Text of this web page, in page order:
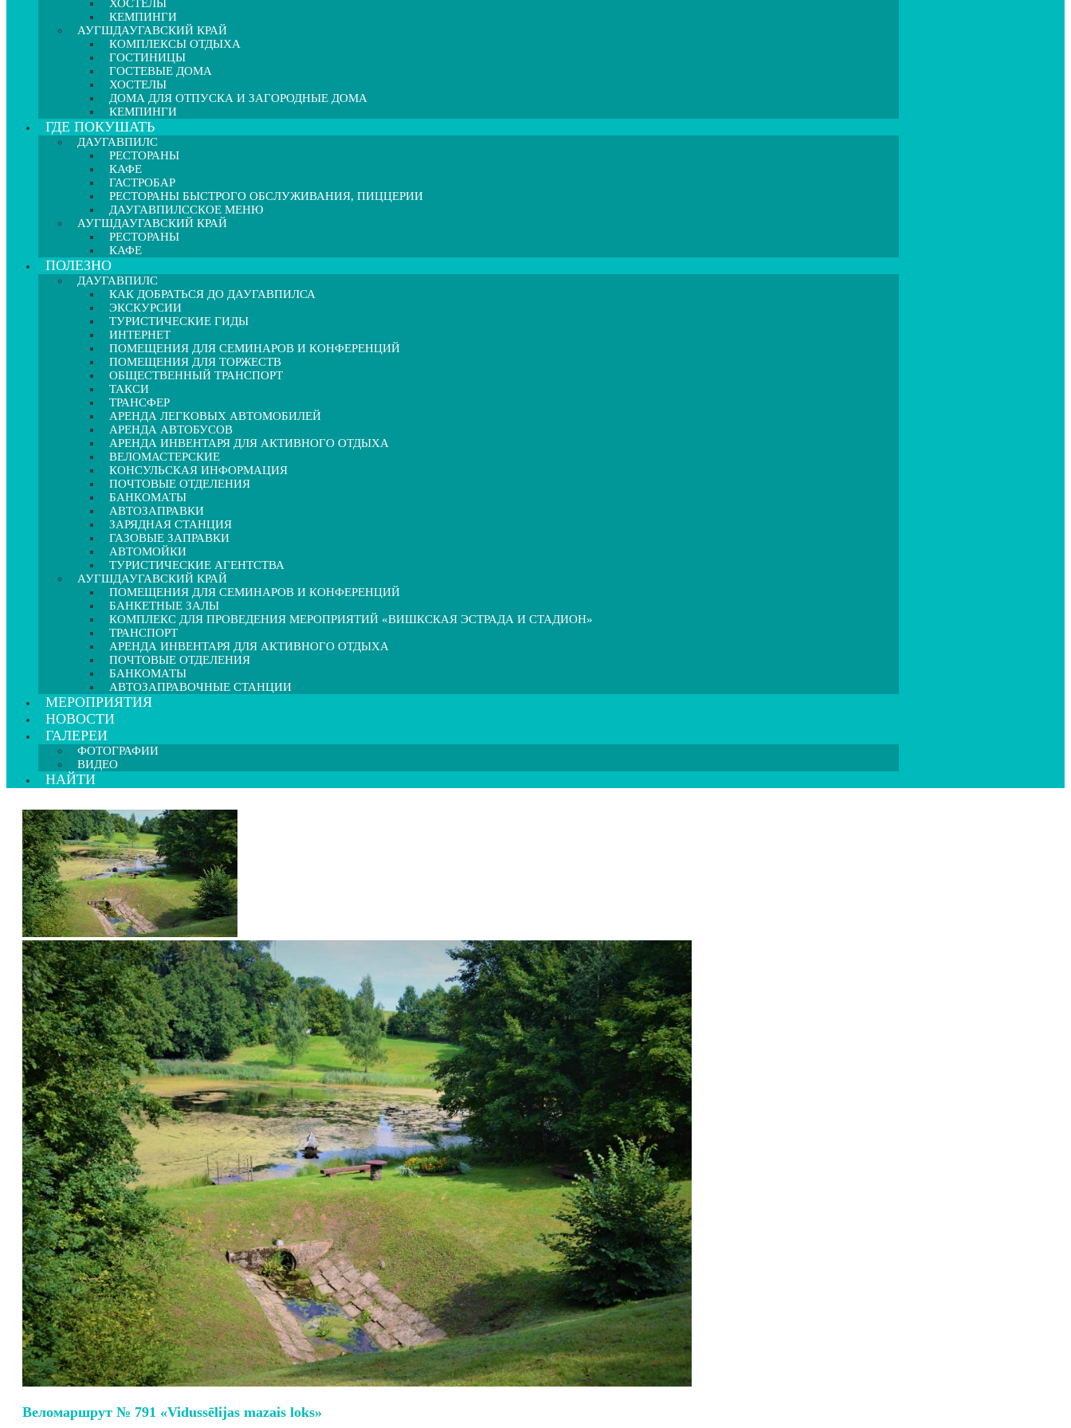
ХОСТЕЛЫ
КЕМПИНГИ
АУГШДАУГАВСКИЙ КРАЙ
КОМПЛЕКСЫ ОТДЫХА
ГОСТИНИЦЫ
ГОСТЕВЫЕ ДОМА
ХОСТЕЛЫ
ДОМА ДЛЯ ОТПУСКА И ЗАГОРОДНЫЕ ДОМА
КЕМПИНГИ
ГДЕ ПОКУШАТЬ
ДАУГАВПИЛС
РЕСТОРАНЫ
КАФЕ
ГАСТРОБАР
РЕСТОРАНЫ БЫСТРОГО ОБСЛУЖИВАНИЯ, ПИЦЦЕРИИ
ДАУГАВПИЛССКОЕ МЕНЮ
АУГШДАУГАВСКИЙ КРАЙ
РЕСТОРАНЫ
КАФЕ
ПОЛЕЗНО
ДАУГАВПИЛС
КАК ДОБРАТЬСЯ ДО ДАУГАВПИЛСА
ЭКСКУРСИИ
ТУРИСТИЧЕСКИЕ ГИДЫ
ИНТЕРНЕТ
ПОМЕЩЕНИЯ ДЛЯ СЕМИНАРОВ И КОНФЕРЕНЦИЙ
ПОМЕЩЕНИЯ ДЛЯ ТОРЖЕСТВ
ОБЩЕСТВЕННЫЙ ТРАНСПОРТ
ТАКСИ
ТРАНСФЕР
АРЕНДА ЛЕГКОВЫХ АВТОМОБИЛЕЙ
АРЕНДА АВТОБУСОВ
АРЕНДА ИНВЕНТАРЯ ДЛЯ АКТИВНОГО ОТДЫХА
ВЕЛОМАСТЕРСКИЕ
КОНСУЛЬСКАЯ ИНФОРМАЦИЯ
ПОЧТОВЫЕ ОТДЕЛЕНИЯ
БАНКОМАТЫ
АВТОЗАПРАВКИ
ЗАРЯДНАЯ СТАНЦИЯ
ГАЗОВЫЕ ЗАПРАВКИ
АВТОМОЙКИ
ТУРИСТИЧЕСКИЕ АГЕНТСТВА
АУГШДАУГАВСКИЙ КРАЙ
ПОМЕЩЕНИЯ ДЛЯ СЕМИНАРОВ И КОНФЕРЕНЦИЙ
БАНКЕТНЫЕ ЗАЛЫ
КОМПЛЕКС ДЛЯ ПРОВЕДЕНИЯ МЕРОПРИЯТИЙ «ВИШКСКАЯ ЭСТРАДА И СТАДИОН»
ТРАНСПОРТ
АРЕНДА ИНВЕНТАРЯ ДЛЯ АКТИВНОГО ОТДЫХА
ПОЧТОВЫЕ ОТДЕЛЕНИЯ
БАНКОМАТЫ
АВТОЗАПРАВОЧНЫЕ СТАНЦИИ
МЕРОПРИЯТИЯ
НОВОСТИ
ГАЛЕРЕИ
ФОТОГРАФИИ
ВИДЕО
НАЙТИ
Веломаршрут № 791 «Vidussēlijas mazais loks»